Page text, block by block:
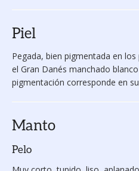
Piel
Pegada, bien pigmentada en
el Gran Danés manchado
pigmentación corres­ponde en
Manto
Pelo